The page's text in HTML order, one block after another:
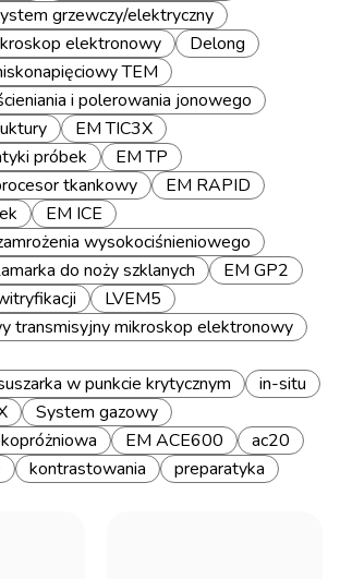
grzewczy/elektryczny
elektronowy
Delong
TEM
i polerowania jonowego
EM TIC3X
próbek
EM TP
tkankowy
EM RAPID
EM ICE
wysokociśnieniowego
do noży szklanych
EM GP2
LVEM5
transmisyjny mikroskop elektronowy
w punkcie krytycznym
in-situ
System gazowy
EM ACE600
ac20
kontrastowania
preparatyka